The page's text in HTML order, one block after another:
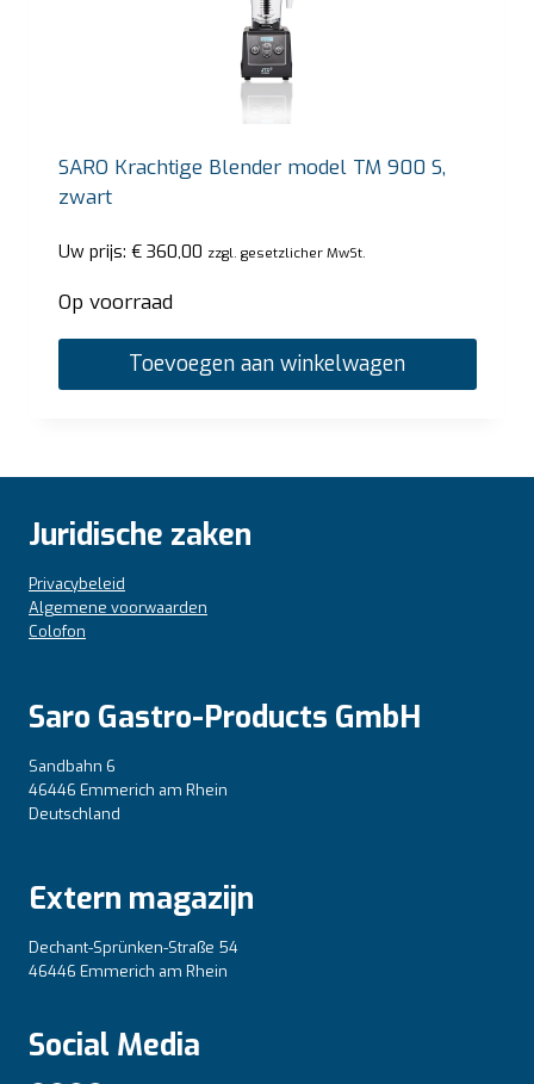
SARO Krachtige Blender model TM 900 S,
zwart
Uw prijs: €360,00 zzgl. gesetzlicher MwSt.
Op voorraad
Toevoegen aan winkelwagen
Juridische zaken
Privacybeleid
Algemene voorwaarden
Colofon
Saro Gastro-Products GmbH
Sandbahn 6
46446 Emmerich am Rhein
Deutschland
Extern magazijn
Dechant-Sprünken-Straße 54
46446 Emmerich am Rhein
Social Media